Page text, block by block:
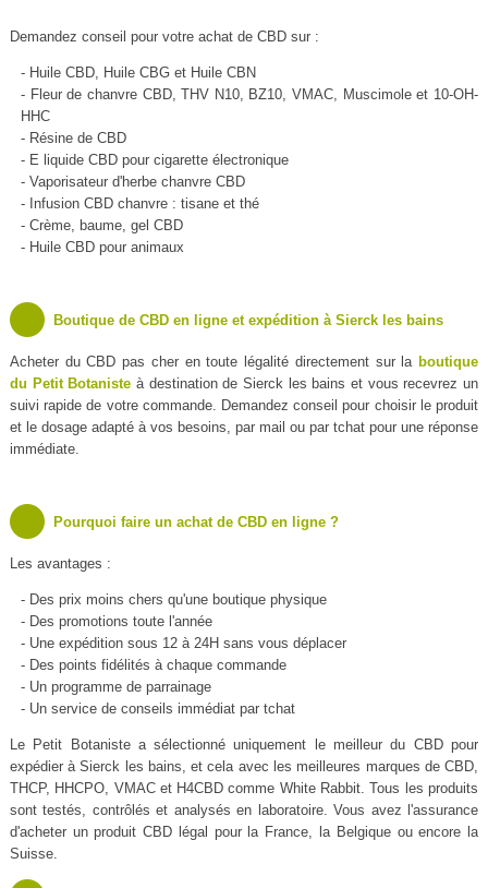
Demandez conseil pour votre achat de CBD sur :
- Huile CBD, Huile CBG et Huile CBN
- Fleur de chanvre CBD, THV N10, BZ10, VMAC, Muscimole et 10-OH-
HHC
- Résine de CBD
- E liquide CBD pour cigarette électronique
- Vaporisateur d'herbe chanvre CBD
- Infusion CBD chanvre : tisane et thé
- Crème, baume, gel CBD
- Huile CBD pour animaux
Boutique de CBD en ligne et expédition à Sierck les bains
Acheter du CBD pas cher en toute légalité directement sur la boutique
du Petit Botaniste à destination de Sierck les bains et vous recevrez un
suivi rapide de votre commande. Demandez conseil pour choisir le produit
et le dosage adapté à vos besoins, par mail ou par tchat pour une réponse
immédiate.
Pourquoi faire un achat de CBD en ligne ?
Les avantages :
- Des prix moins chers qu'une boutique physique
- Des promotions toute l'année
- Une expédition sous 12 à 24H sans vous déplacer
- Des points fidélités à chaque commande
- Un programme de parrainage
- Un service de conseils immédiat par tchat
Le Petit Botaniste a sélectionné uniquement le meilleur du CBD pour
expédier à Sierck les bains, et cela avec les meilleures marques de CBD,
THCP, HHCPO, VMAC et H4CBD comme White Rabbit. Tous les produits
sont testés, contrôlés et analysés en laboratoire. Vous avez l'assurance
d'acheter un produit CBD légal pour la France, la Belgique ou encore la
Suisse.